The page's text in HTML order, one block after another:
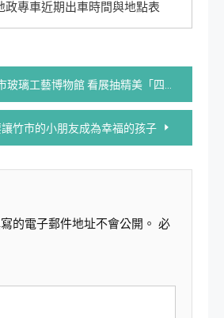
政專車近期出車時間與地點表
玻璃工藝博物館 看展抽精美「四方杯」
竹市的小朋友成為幸福的孩子
的電子郵件地址不會公開。 必